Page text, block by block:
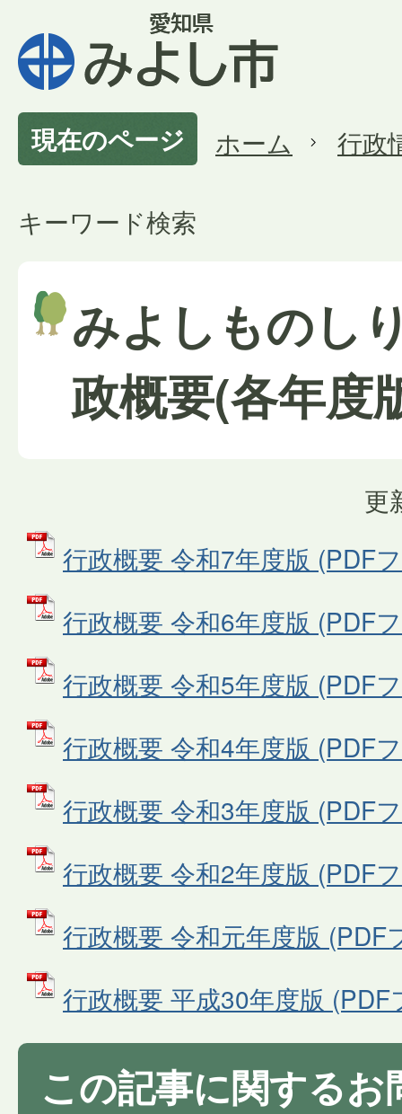
現在のページ ホーム 行政
キーワード検索
みよしものし
政概要(各年度
更
行政概要 令和7年度版 (PDF
行政概要 令和6年度版 (PDF
行政概要 令和5年度版 (PDF
行政概要 令和4年度版 (PDF
行政概要 令和3年度版 (PDF
行政概要 令和2年度版 (PDF
行政概要 令和元年度版 (PDF
行政概要 平成30年度版
この記事に関するお